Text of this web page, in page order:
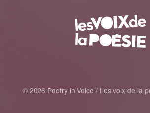
© 2026 Poetry in Voice / Les voix de la